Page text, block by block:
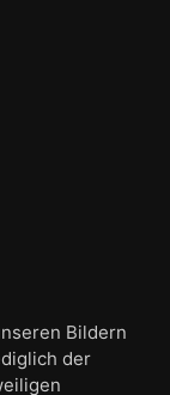
Bildern
der